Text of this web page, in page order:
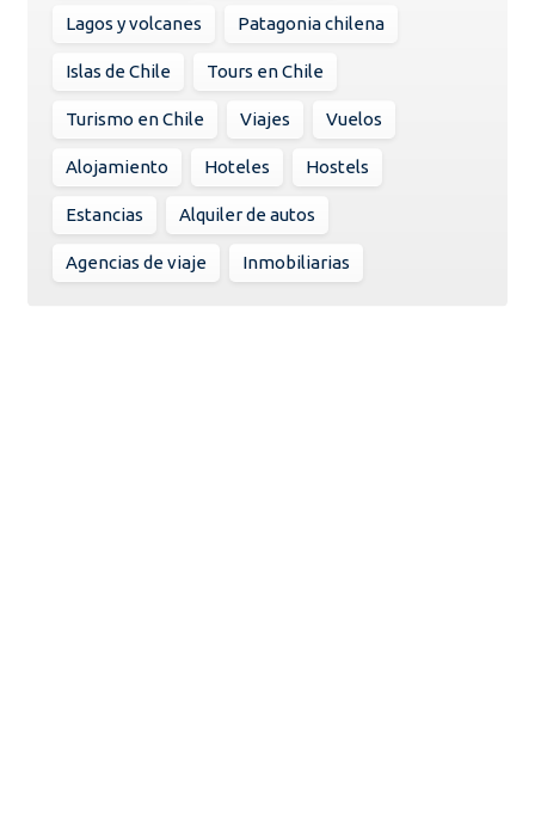
Lagos y volcanes Patagonia chilena
Islas de Chile Tours en Chile
Turismo en Chile Viajes Vuelos
Alojamiento Hoteles Hostels
Estancias Alquiler de autos
Agencias de viaje Inmobiliarias